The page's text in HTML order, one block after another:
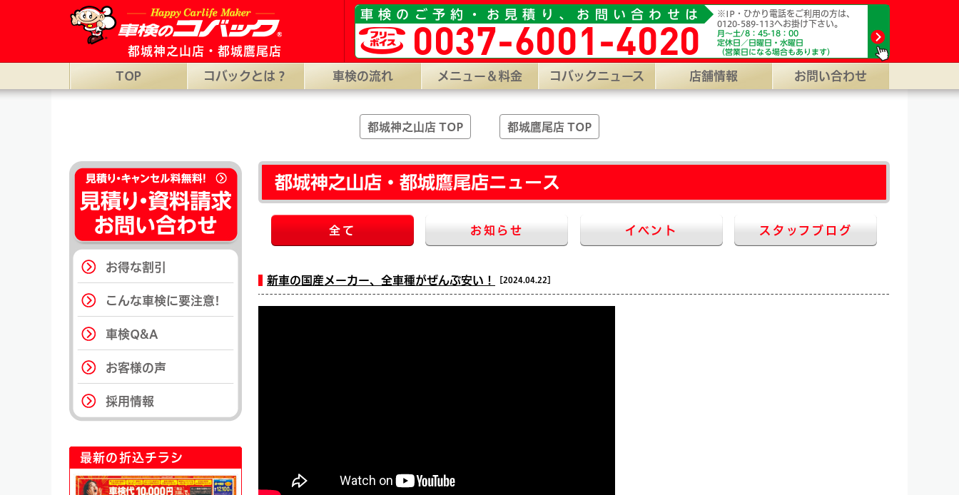
都城市の車検ならコバック都城神之山店・都城鷹尾店。［コバック都城神之山店］宮崎県都城市神之山町1796-6 ［コバック都城鷹尾店］宮崎県都城市鷹尾3-4660-3。 【WEB受付】24H年中無休対応/代行料0
都城神之山店・都城鷹尾店
車検のご予約・お見積り、お問い合わせは
0037-6001-4020
※IP・ひかり電話をご利用の方は、
0120-589-113へお掛け下さい。
月～土/8：45-18：00
定休日／日曜日・水曜日
（営業日になる場合もあります）
TOP コバックとは？ 車検の流れ メニュー＆料金 コバックニュース 店舗情報 お問い合わせ
都城神之山店 TOP 都城鷹尾店 TOP
お得な割引
こんな車検に要注意!
車検Q&A
お客様の声
採用情報
最新の折込チラシ
都城神之山店・都城鷹尾店ニュース
全て お知らせ イベント スタッフブログ
新車の国産メーカー、全車種がぜんぶ安い！ ［2024.04.22］